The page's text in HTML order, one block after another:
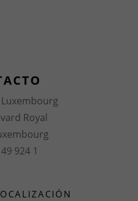
Royal
924 1